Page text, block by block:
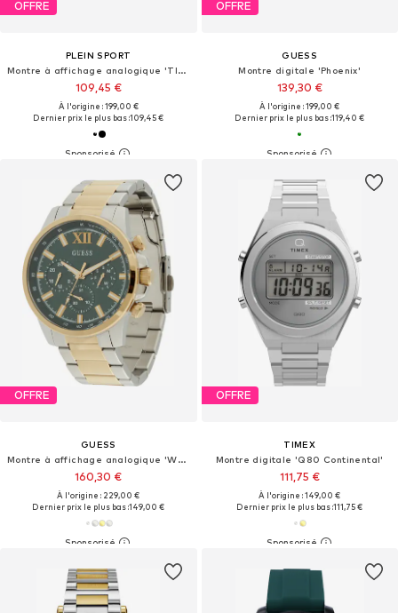
OFFRE
PLEIN SPORT
Montre à affichage analogique 'TIGERMASTER '
109,45 €
À l'origine : 199,00 €
Dernier prix le plus bas :109,45 €
OFFRE
GUESS
Montre digitale 'Phoenix'
139,30 €
À l'origine : 199,00 €
Dernier prix le plus bas :119,40 €
OFFRE
GUESS
Montre à affichage analogique 'Walker'
160,30 €
À l'origine : 229,00 €
Dernier prix le plus bas :149,00 €
OFFRE
TIMEX
Montre digitale 'Q80 Continental'
111,75 €
À l'origine : 149,00 €
Dernier prix le plus bas :111,75 €